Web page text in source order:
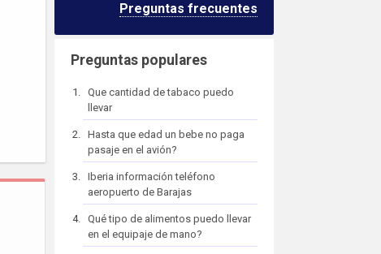
Preguntas frecuentes
Preguntas populares
Que cantidad de tabaco puedo
llevar
Hasta que edad un bebe no paga
pasaje en el avión?
Iberia información teléfono
aeropuerto de Barajas
Qué tipo de alimentos puedo llevar
en el equipaje de mano?